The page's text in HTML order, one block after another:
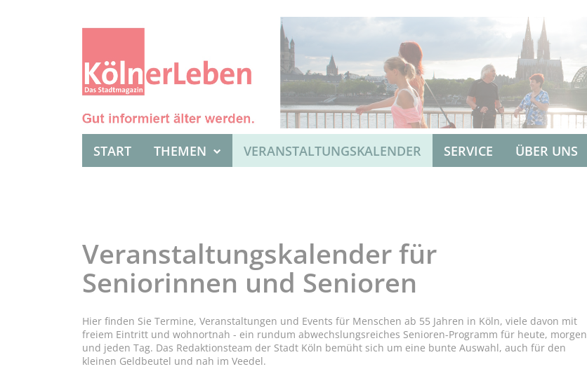
START THEMEN VERANSTALTUNGSKALENDER SERVICE ÜBER UNS
Veranstaltungskalender für
Seniorinnen und Senioren
Hier finden Sie Termine, Veranstaltungen und Events für Menschen ab 55 Jahren in Köln, viele davon mit
freiem Eintritt und wohnortnah - ein rundum abwechslungsreiches Senioren-Programm für heute, morgen
und jeden Tag. Das Redaktionsteam der Stadt Köln bemüht sich um eine bunte Auswahl, auch für den
kleinen Geldbeutel und nah im Veedel.